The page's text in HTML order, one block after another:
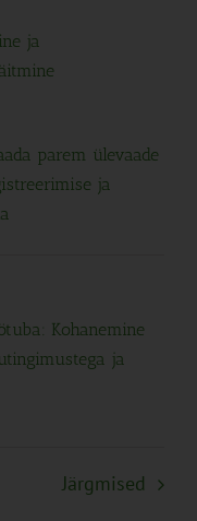
ja
parem ülevaade
ja
Kohanemine
ja
Järgmised